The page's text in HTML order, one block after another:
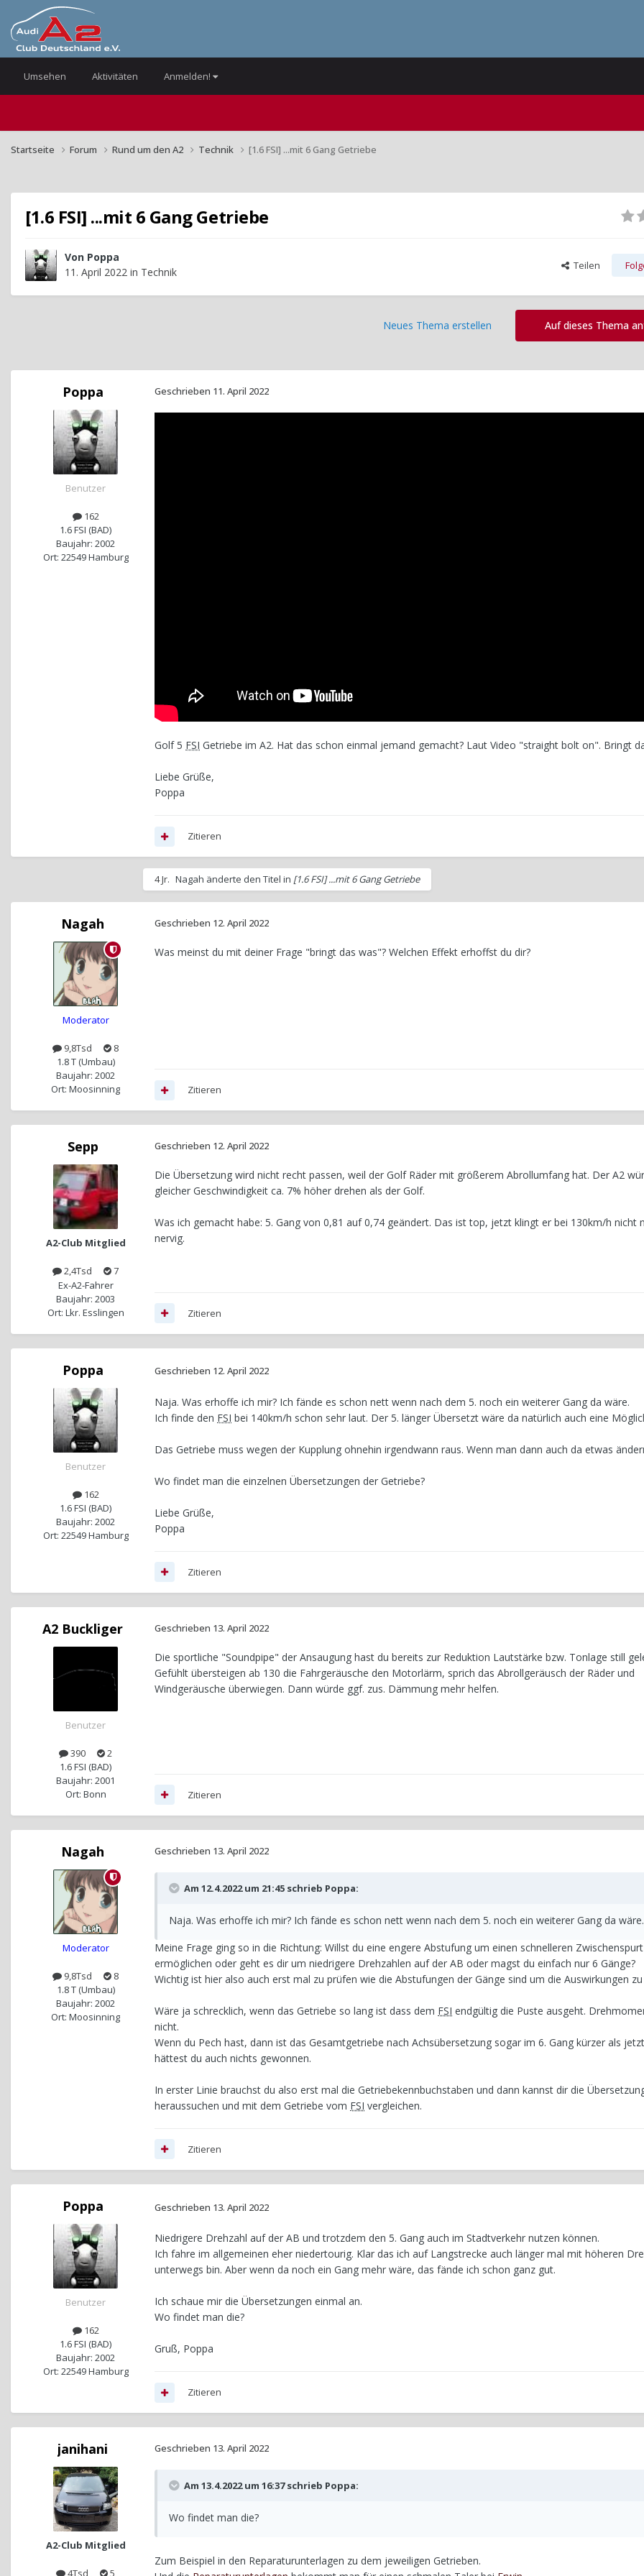
Umsehen Aktivitäten Anmelden!
Startseite Forum Rund um den A2 Technik [1.6 FSI] ...mit 6 Gang Getriebe
[1.6 FSI] ...mit 6 Gang Getriebe
Von Poppa
11. April 2022 in Technik Teilen
Auf dieses Thema
Neues Thema erstellen
Poppa
Benutzer
162
1.6 FSI (BAD)
Baujahr: 2002
Ort: 22549 Hamburg
Geschrieben 11. April 2022
Golf 5 FSI Getriebe im A2. Hat das schon einmal jemand gemacht? Laut Video "straight bolt on". Bringt
Liebe Grüße,
Poppa
Zitieren
4 Jr. Nagah änderte den Titel in [1.6 FSI] ...mit 6 Gang Getriebe
Nagah
Moderator
9,8Tsd
8
1.8 T (Umbau)
Baujahr: 2002
Ort: Moosinning
Geschrieben 12. April 2022
Was meinst du mit deiner Frage "bringt das was"? Welchen Effekt erhoffst du dir?
Zitieren
Sepp
A2-Club Mitglied
2,4Tsd
7
Ex-A2-Fahrer
Baujahr: 2003
Ort: Lkr. Esslingen
Geschrieben 12. April 2022
Die Übersetzung wird nicht recht passen, weil der Golf Räder mit größerem Abrollumfang hat. Der A2
gleicher Geschwindigkeit ca. 7% höher drehen als der Golf.
Was ich gemacht habe: 5. Gang von 0,81 auf 0,74 geändert. Das ist top, jetzt klingt er bei 130km/h nicht
nervig.
Zitieren
Poppa
Benutzer
162
1.6 FSI (BAD)
Baujahr: 2002
Ort: 22549 Hamburg
Geschrieben 12. April 2022
Naja. Was erhoffe ich mir? Ich fände es schon nett wenn nach dem 5. noch ein weiterer Gang da wäre.
Ich finde den FSI bei 140km/h schon sehr laut. Der 5. länger Übersetzt wäre da natürlich auch eine
Das Getriebe muss wegen der Kupplung ohnehin irgendwann raus. Wenn man dann auch da etwas
Wo findet man die einzelnen Übersetzungen der Getriebe?
Liebe Grüße,
Poppa
Zitieren
A2 Buckliger
Benutzer
390
2
1.6 FSI (BAD)
Baujahr: 2001
Ort: Bonn
Geschrieben 13. April 2022
Die sportliche "Soundpipe" der Ansaugung hast du bereits zur Reduktion Lautstärke bzw. Tonlage still
Gefühlt übersteigen ab 130 die Fahrgeräusche den Motorlärm, sprich das Abrollgeräusch der Räder und
Windgeräusche überwiegen. Dann würde ggf. zus. Dämmung mehr helfen.
Zitieren
Nagah
Moderator
9,8Tsd
8
1.8 T (Umbau)
Baujahr: 2002
Ort: Moosinning
Geschrieben 13. April 2022
Am 12.4.2022 um 21:45 schrieb Poppa:
Naja. Was erhoffe ich mir? Ich fände es schon nett wenn nach dem 5. noch ein weiterer Gang da wäre.
Meine Frage ging so in die Richtung: Willst du eine engere Abstufung um einen schnelleren
ermöglichen oder geht es dir um niedrigere Drehzahlen auf der AB oder magst du einfach nur 6 Gänge?
Wichtig ist hier also auch erst mal zu prüfen wie die Abstufungen der Gänge sind um die Auswirkungen
Wäre ja schrecklich, wenn das Getriebe so lang ist dass dem FSI endgültig die Puste ausgeht.
nicht.
Wenn du Pech hast, dann ist das Gesamtgetriebe nach Achsübersetzung sogar im 6. Gang kürzer als
hättest du auch nichts gewonnen.
In erster Linie brauchst du also erst mal die Getriebekennbuchstaben und dann kannst dir die
heraussuchen und mit dem Getriebe vom FSI vergleichen.
Zitieren
Poppa
Benutzer
162
1.6 FSI (BAD)
Baujahr: 2002
Ort: 22549 Hamburg
Geschrieben 13. April 2022
Niedrigere Drehzahl auf der AB und trotzdem den 5. Gang auch im Stadtverkehr nutzen können.
Ich fahre im allgemeinen eher niedertourig. Klar das ich auf Langstrecke auch länger mal mit höheren
unterwegs bin. Aber wenn da noch ein Gang mehr wäre, das fände ich schon ganz gut.
Ich schaue mir die Übersetzungen einmal an.
Wo findet man die?
Gruß, Poppa
Zitieren
janihani
A2-Club Mitglied
4Tsd 5
Geschrieben 13. April 2022
Am 13.4.2022 um 16:37 schrieb Poppa:
Wo findet man die?
Zum Beispiel in den Reparaturunterlagen zu dem jeweiligen Getrieben.